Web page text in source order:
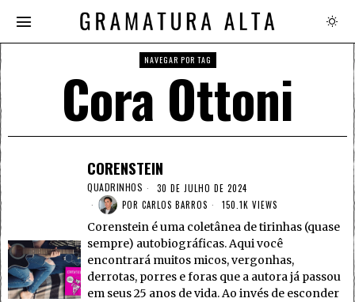
NAVEGAR POR TAG
Cora Ottoni
CORENSTEIN
QUADRINHOS
30 DE JULHO DE 2024
POR CARLOS BARROS 150.1K VIEWS
Corenstein é uma coletânea de tirinhas (quase
sempre) autobiográficas. Aqui você
encontrará muitos micos, vergonhas,
derrotas, porres e foras que a autora já passou
em seus 25 anos de vida. Ao invés de esconder